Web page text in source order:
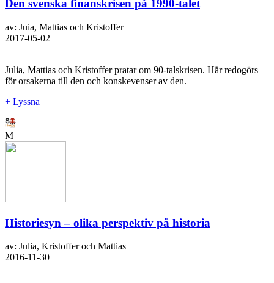
Den svenska finanskrisen på 1990-talet
av: Juia, Mattias och Kristoffer
2017-05-02
Julia, Mattias och Kristoffer pratar om 90-talskrisen. Här redogörs
för orsakerna till den och konskevenser av den.
+ Lyssna
M
Historiesyn – olika perspektiv på historia
av: Julia, Kristoffer och Mattias
2016-11-30